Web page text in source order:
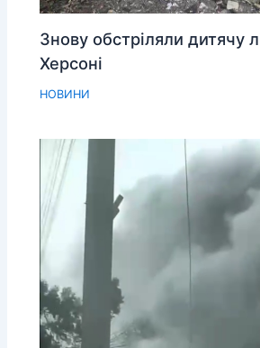
Знову обстріляли дитячу
Херсоні
НОВИНИ